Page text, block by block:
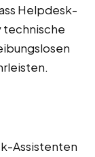
Helpdesk-
technische
Assistenten